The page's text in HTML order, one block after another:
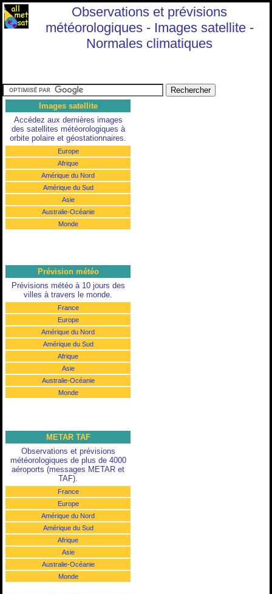
Observations et prévisions
météorologiques - Images satellite -
Normales climatiques
Images satellite
Accédez aux dernières images
des satellites météorologiques à
orbite polaire et géostationnaires.
Europe
Afrique
Amérique du Nord
Amérique du Sud
Asie
Australie-Océanie
Monde
Prévision météo
Prévisions météo à 10 jours des
villes à travers le monde.
France
Europe
Amérique du Nord
Amérique du Sud
Afrique
Asie
Australie-Océanie
Monde
METAR TAF
Observations et prévisions
météorologiques de plus de 4000
aéroports (messages METAR et
TAF).
France
Europe
Amérique du Nord
Amérique du Sud
Afrique
Asie
Australie-Océanie
Monde